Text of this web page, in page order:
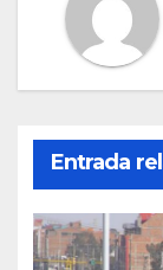
Entrada